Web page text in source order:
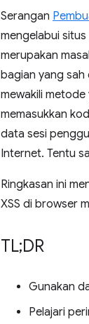
Serangan
mengelabui
merupakan
bagian yang sah
mewakili
memasukkan
data sesi
Internet. Tentu
Ringkasan ini
XSS di browser
TL;DR
Gunakan
Pelajari